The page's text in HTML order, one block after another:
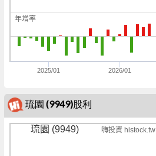
年增率
2025/01 2026/01
琉園 (9949)股利
琉園 (9949) 嗨投資 histock.tw